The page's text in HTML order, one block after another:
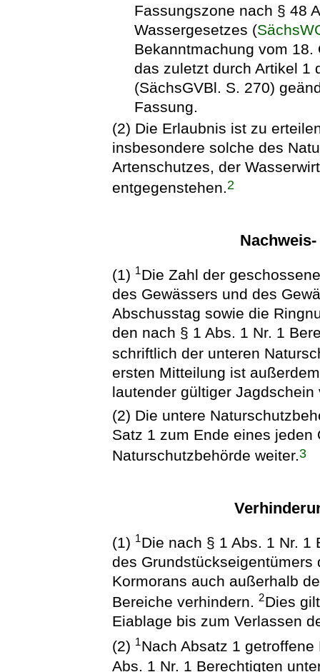
Fassungszone nach § 48
Wassergesetzes (
Bekanntmachung vom 18.
das zuletzt durch Artikel 1
(SächsGVBl. S. 270)
Fassung.
(2) Die Erlaubnis ist zu
insbesondere solche des
Artenschutzes, der
entgegenstehen.2
(1) 1Die Zahl der
des Gewässers und des
Abschusstag sowie die
den nach § 1 Abs. 1 Nr. 1
schriftlich der unteren
ersten Mitteilung ist
lautender gültiger Jagdschein
(2) Die untere
Satz 1 zum Ende eines jeden
Naturschutzbehörde weiter.3
(1) 1Die nach § 1 Abs. 1 Nr.
des
Kormorans auch außerhalb
Bereiche verhindern.2Dies
Eiablage bis zum Verlassen
(2) 1Nach Absatz 1
Abs. 1 Nr. 1 Berechtigten